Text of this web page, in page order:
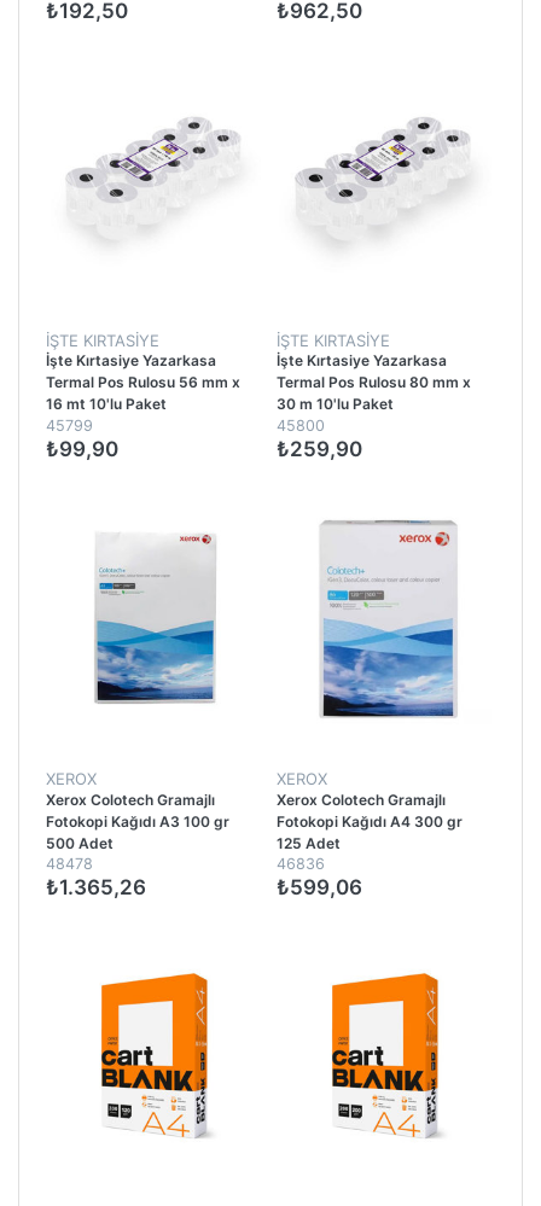
₺192,50 ₺962,50
İŞTE KIRTASIYE
İşte Kırtasiye Yazarkasa
Termal Pos Rulosu 56 mm x
16 mt 10'lu Paket
45799
₺99,90
İŞTE KIRTASIYE
İşte Kırtasiye Yazarkasa
Termal Pos Rulosu 80 mm x
30 m 10'lu Paket
45800
₺259,90
XEROX
Xerox Colotech Gramajlı
Fotokopi Kağıdı A3 100 gr
500 Adet
48478
₺1.365,26
XEROX
Xerox Colotech Gramajlı
Fotokopi Kağıdı A4 300 gr
125 Adet
46836
₺599,06